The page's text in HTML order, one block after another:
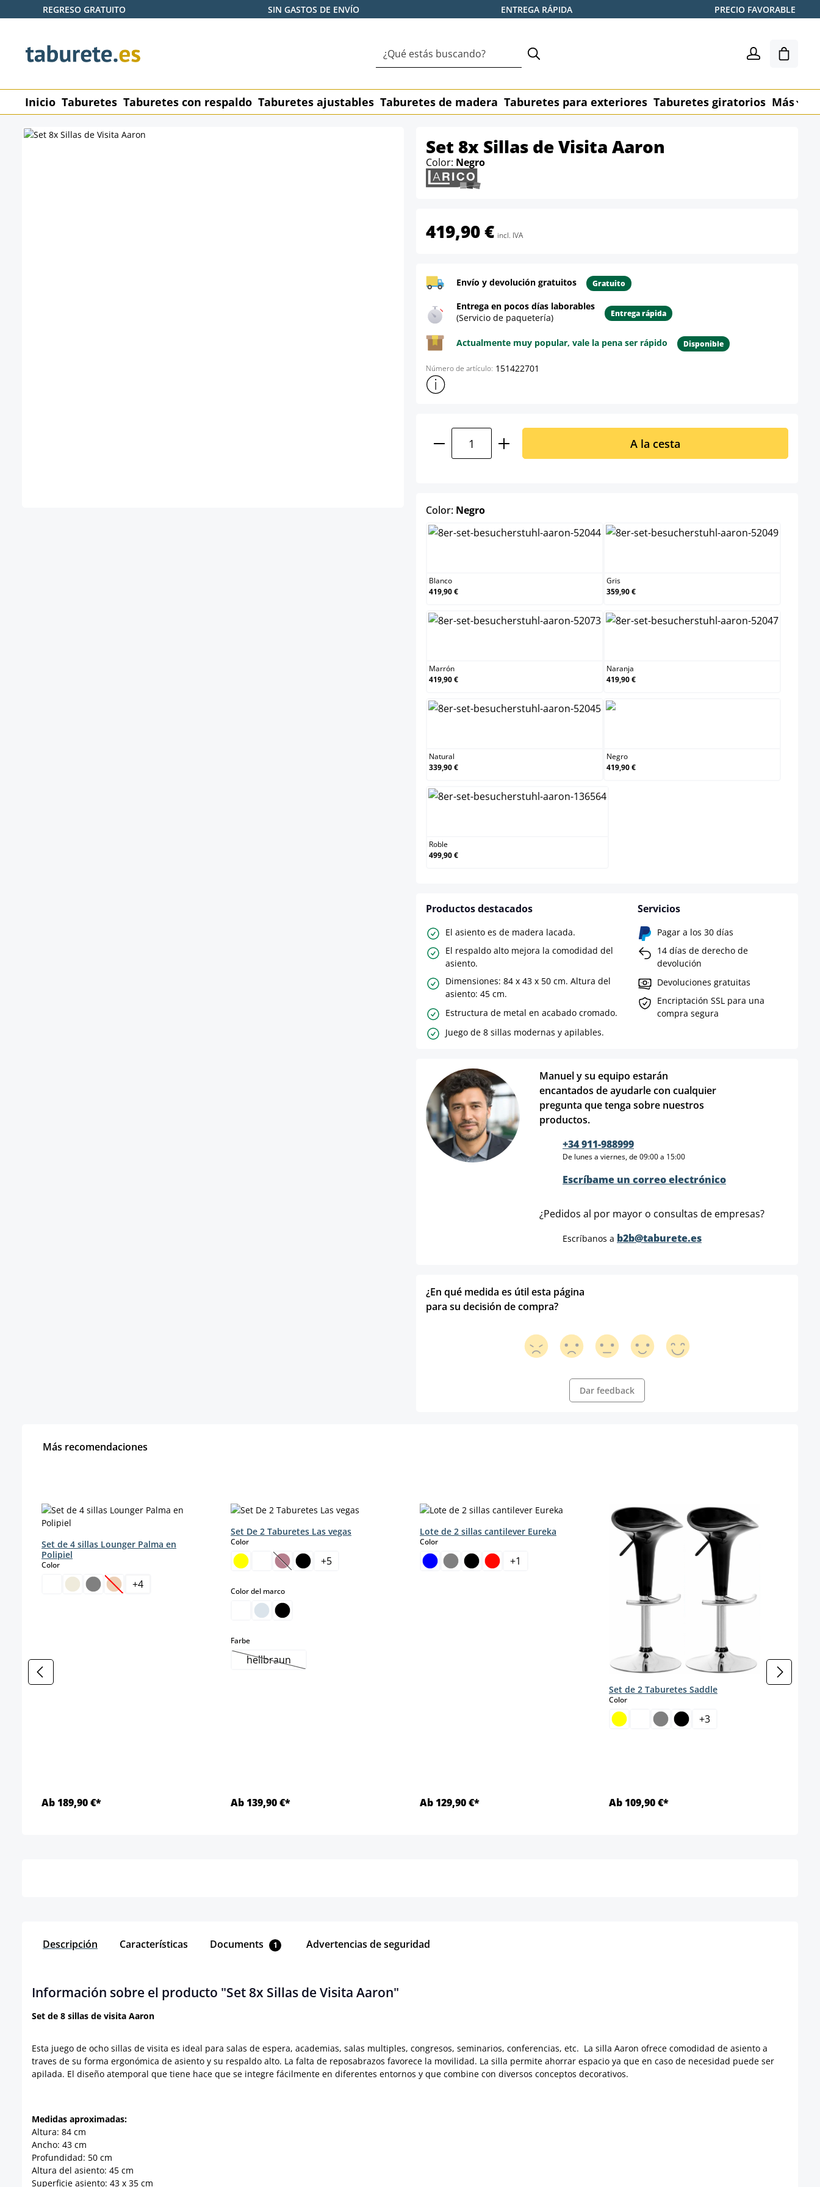
al contenido principal
Saltar a la búsqueda
Saltar a la navegación principal
REGRESO GRATUITO SIN GASTOS DE ENVÍO ENTREGA RÁPIDA PRECIO FAVORABLE
El
Inicio Taburetes Taburetes con respaldo Taburetes ajustables Taburetes de madera Taburetes para exteriores Taburetes giratorios Más
Set 8x Sillas de Visita Aaron
Color: Negro
419,90 € incl. IVA
Envío y devolución gratuitos Gratuito
Entrega en pocos días laborables
(Servicio de paquetería)
Entrega rápida
Actualmente muy popular, vale la pena ser rápido Disponible
Número de artículo: 151422701
Mostrar más información sobre el producto
Cantidad del producto: introduce la cantidad deseada o
A la cesta
Color: Negroselect
Blanco
419,90 €
Gris
359,90 €
Marrón
419,90 €
Naranja
419,90 €
Natural
339,90 €
Negro
419,90 €
Roble
499,90 €
Productos destacados
El asiento es de madera lacada.
El respaldo alto mejora la comodidad del
asiento.
Dimensiones: 84 x 43 x 50 cm. Altura del
asiento: 45 cm.
Estructura de metal en acabado cromado.
Juego de 8 sillas modernas y apilables.
Servicios
Pagar a los 30 días
14 días de derecho de
devolución
Devoluciones gratuitas
Encriptación SSL para una
compra segura
Manuel y su equipo estarán
encantados de ayudarle con cualquier
pregunta que tenga sobre nuestros
productos.
+34 911-988999
De lunes a viernes, de 09:00 a 15:00
Escríbame un correo electrónico
¿Pedidos al por mayor o consultas de empresas?
Escríbanos a b2b@taburete.es
¿En qué medida es útil esta página
para su decisión de compra?
Dar feedback
Más recomendaciones
Set de 4 sillas Lounger Palma en
Polipiel
Colorselect
(Esta opción no está disponible en este momento.)
+4
Ab 189,90 €*
Set De 2 Taburetes Las vegas
Colorselect
(Esta opción no está disponible en este momento.)
+5
Color del marcoselect
Farbeselect
hellbraun(Esta opción no está disponible en este momento.)
Ab 139,90 €*
Lote de 2 sillas cantilever Eureka
Colorselect
+1
Ab 129,90 €*
Set de 2 Taburetes Saddle
Colorselect
+3
Ab 109,90 €*
Descripción Características Documents 1 Advertencias de seguridad
Información sobre el producto "Set 8x Sillas de Visita Aaron"
Set de 8 sillas de visita Aaron
Esta juego de ocho sillas de visita es ideal para salas de espera, academias, salas multiples, congresos, seminarios, conferencias, etc. La silla Aaron ofrece comodidad de asiento a
traves de su forma ergonómica de asiento y su respaldo alto. La falta de reposabrazos favorece la movilidad. La silla permite ahorrar espacio ya que en caso de necesidad puede ser
apilada. El diseño atemporal que tiene hace que se integre fácilmente en diferentes entornos y que combine con diversos conceptos decorativos.
Medidas aproximadas:
Altura: 84 cm
Ancho: 43 cm
Profundidad: 50 cm
Altura del asiento: 45 cm
Superficie asiento: 43 x 35 cm